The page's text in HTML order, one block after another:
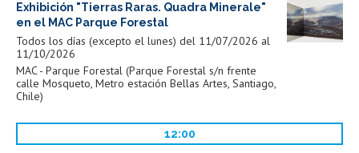
Exhibición "Tierras Raras. Quadra Minerale"
en el MAC Parque Forestal
Todos los días (excepto el lunes) del 11/07/2026 al
11/10/2026
MAC - Parque Forestal (Parque Forestal s/n frente
calle Mosqueto, Metro estación Bellas Artes, Santiago,
Chile)
12:00